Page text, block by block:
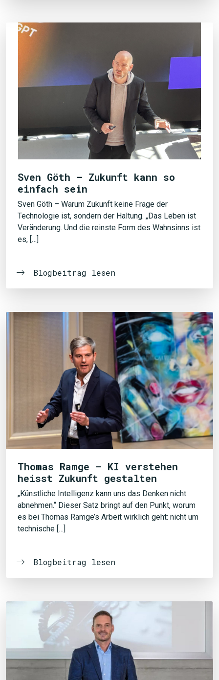
Sven Göth – Zukunft kann so
einfach sein
Sven Göth – Warum Zukunft keine Frage der
Technologie ist, sondern der Haltung. „Das Leben ist
Veränderung. Und die reinste Form des Wahnsinns ist
es, […]
Blogbeitrag lesen
Thomas Ramge – KI verstehen
heisst Zukunft gestalten
„Künstliche Intelligenz kann uns das Denken nicht
abnehmen.“ Dieser Satz bringt auf den Punkt, worum
es bei Thomas Ramge’s Arbeit wirklich geht: nicht um
technische […]
Blogbeitrag lesen
JETZT SUCHEN